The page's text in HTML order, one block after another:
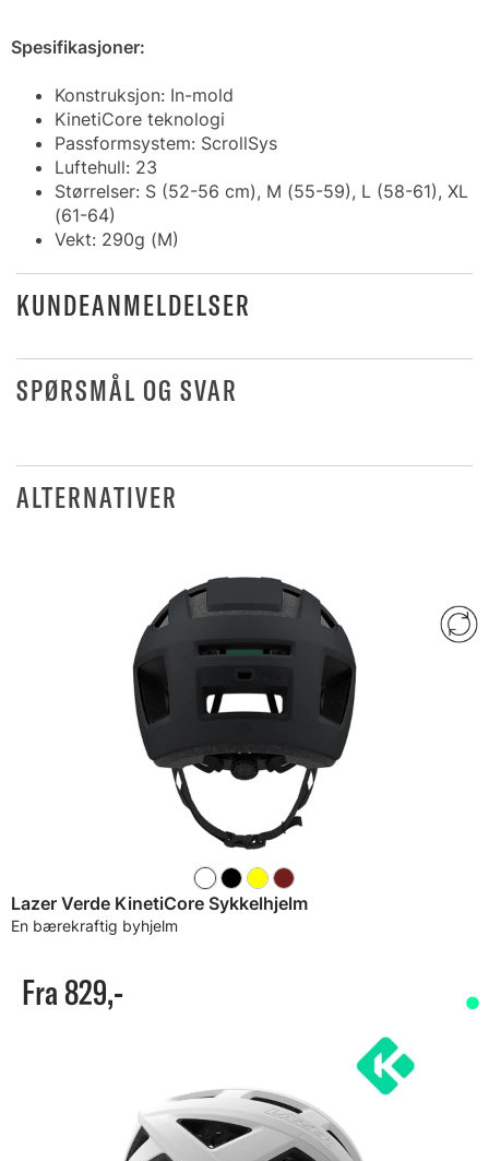
Spesifikasjoner:
Konstruksjon: In-mold
KinetiCore teknologi
Passformsystem: ScrollSys
Luftehull: 23
Størrelser: S (52-56 cm), M (55-59), L (58-61), XL
(61-64)
Vekt: 290g (M)
KUNDEANMELDELSER
SPØRSMÅL OG SVAR
ALTERNATIVER
Lazer Verde KinetiCore Sykkelhjelm
En bærekraftig byhjelm
Fra 829,-